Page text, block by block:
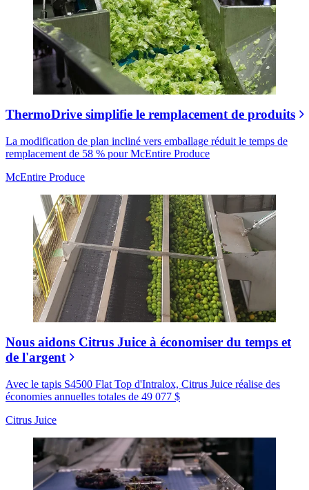
ThermoDrive simplifie le remplacement de produits
La modification de plan incliné vers emballage réduit le temps de
remplacement de 58 % pour McEntire Produce
McEntire Produce
Nous aidons Citrus Juice à économiser du temps et
de l'argent
Avec le tapis S4500 Flat Top d'Intralox, Citrus Juice réalise des
économies annuelles totales de 49 077 $
Citrus Juice